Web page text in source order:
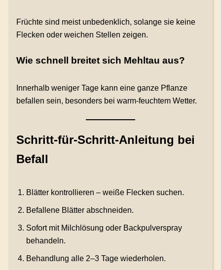
Früchte sind meist unbedenklich, solange sie keine
Flecken oder weichen Stellen zeigen.
Wie schnell breitet sich Mehltau aus?
Innerhalb weniger Tage kann eine ganze Pflanze
befallen sein, besonders bei warm-feuchtem Wetter.
Schritt-für-Schritt-Anleitung bei
Befall
Blätter kontrollieren – weiße Flecken suchen.
Befallene Blätter abschneiden.
Sofort mit Milchlösung oder Backpulverspray
behandeln.
Behandlung alle 2–3 Tage wiederholen.